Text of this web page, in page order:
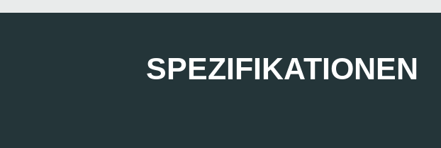
SPEZIFIKATIONEN